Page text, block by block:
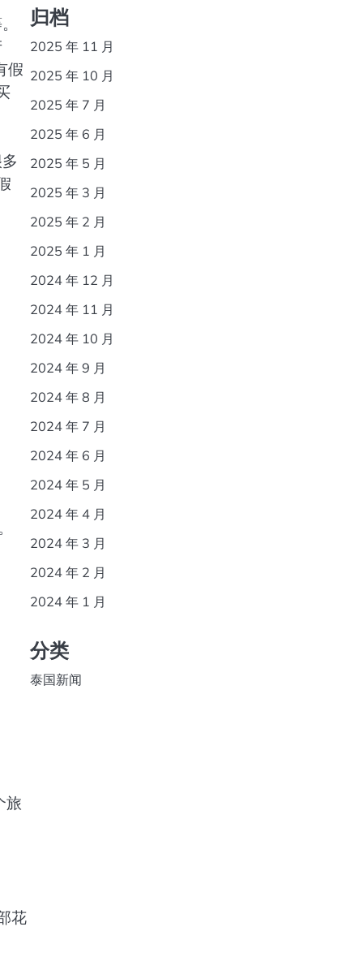
假
旅
花
归档
2025 年 11 月
2025 年 10 月
2025 年 7 月
2025 年 6 月
2025 年 5 月
2025 年 3 月
2025 年 2 月
2025 年 1 月
2024 年 12 月
2024 年 11 月
2024 年 10 月
2024 年 9 月
2024 年 8 月
2024 年 7 月
2024 年 6 月
2024 年 5 月
2024 年 4 月
2024 年 3 月
2024 年 2 月
2024 年 1 月
分类
泰国新闻